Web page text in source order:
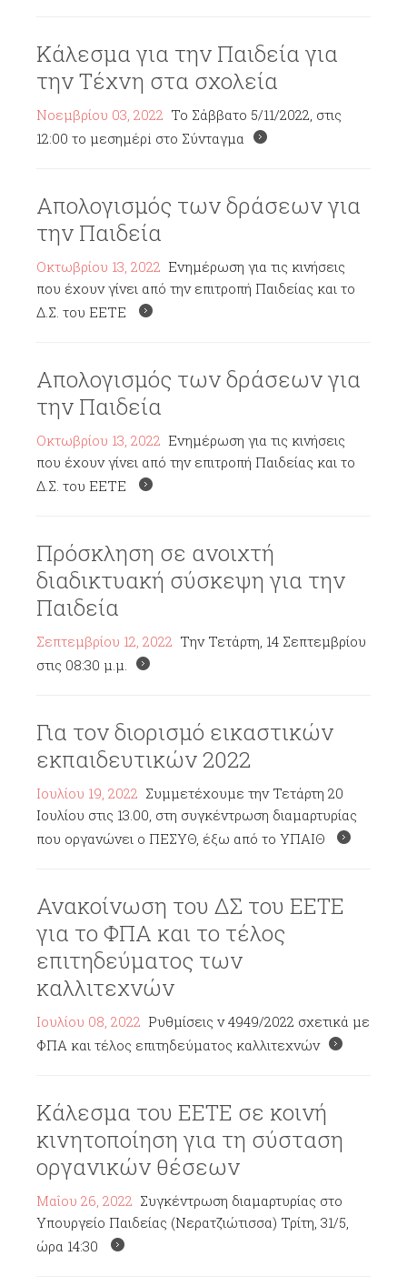
Κάλεσμα για την Παιδεία για
την Τέχνη στα σχολεία
Νοεμβρίου 03, 2022 To Σάββατο 5/11/2022, στις
12:00 το μεσημέρi στο Σύνταγμα
Απολογισμός των δράσεων για
την Παιδεία
Οκτωβρίου 13, 2022 Ενημέρωση για τις κινήσεις
που έχουν γίνει από την επιτροπή Παιδείας και το
Δ.Σ. του ΕΕΤΕ
Απολογισμός των δράσεων για
την Παιδεία
Οκτωβρίου 13, 2022 Ενημέρωση για τις κινήσεις
που έχουν γίνει από την επιτροπή Παιδείας και το
Δ.Σ. του ΕΕΤΕ
Πρόσκληση σε ανοιχτή
διαδικτυακή σύσκεψη για την
Παιδεία
Σεπτεμβρίου 12, 2022 Την Τετάρτη, 14 Σεπτεμβρίου
στις 08:30 μ.μ.
Για τον διορισμό εικαστικών
εκπαιδευτικών 2022
Ιουλίου 19, 2022 Συμμετέχουμε την Τετάρτη 20
Ιουλίου στις 13.00, στη συγκέντρωση διαμαρτυρίας
που οργανώνει ο ΠΕΣΥΘ, έξω από το ΥΠΑΙΘ
Ανακοίνωση του ΔΣ του ΕΕΤΕ
για το ΦΠΑ και το τέλος
επιτηδεύματος των
καλλιτεχνών
Ιουλίου 08, 2022 Ρυθμίσεις ν 4949/2022 σχετικά με
ΦΠΑ και τέλος επιτηδεύματος καλλιτεχνών
Κάλεσμα του ΕΕΤΕ σε κοινή
κινητοποίηση για τη σύσταση
οργανικών θέσεων
Μαΐου 26, 2022 Συγκέντρωση διαμαρτυρίας στο
Υπουργείο Παιδείας (Νερατζιώτισσα) Τρίτη, 31/5,
ώρα 14:30